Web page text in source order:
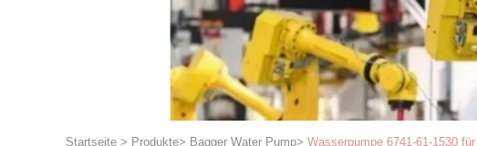
Startseite > Produkte> Bagger Water Pump> Wasserpumpe 6741-61-1530